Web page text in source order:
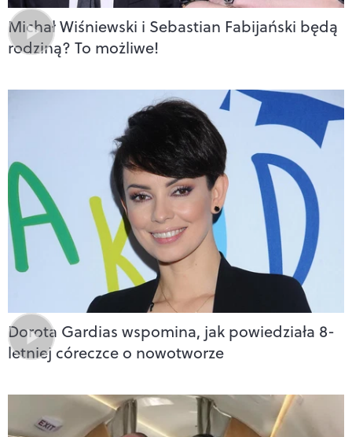
Michał Wiśniewski i Sebastian Fabijański będą
rodziną? To możliwe!
Dorota Gardias wspomina, jak powiedziała 8-
letniej córeczce o nowotworze